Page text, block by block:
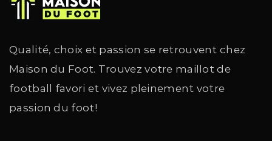
Qualité, choix et passion se retrouvent chez
Maison du Foot. Trouvez votre maillot de
football favori et vivez pleinement votre
passion du foot!